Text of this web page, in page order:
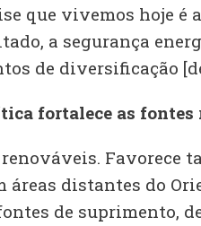
que vivemos hoje é
a segurança
de diversificação
fortalece as fontes
Favorece
áreas distantes do
de suprimento,